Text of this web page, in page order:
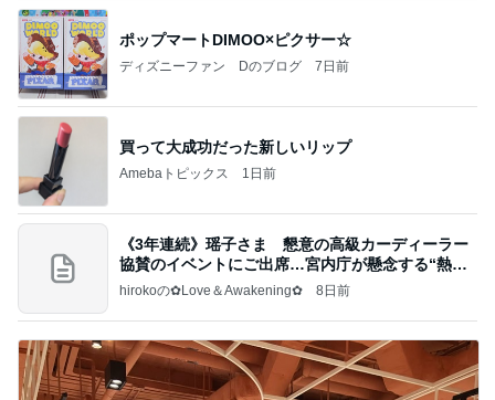
ポップマートDIMOO×ピクサー☆
ディズニーファン Dのブログ 7日前
買って大成功だった新しいリップ
Amebaトピックス 1日前
《3年連続》瑶子さま 懇意の高級カーディーラー
協賛のイベントにご出席…宮内庁が懸念する“熱心
すぎ
hirokoの✿Love＆Awakening✿ 8日前